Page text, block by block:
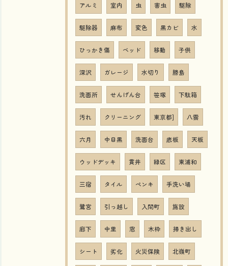
アルミ 室内 虫 害虫 駆除
駆除器 麻布 変色 黒カビ 水
ひっかき傷 ベッド 移動 子供
深沢 ガレージ 水切り 勝島
洗面所 せんげん台 笹塚 下駄箱
汚れ クリーニング 東京都] 八雲
六月 中目黒 洗面台 底板 天板
ウッドデッキ 貫井 緑区 東浦和
三宿 タイル ペンキ 手洗い場
鷺宮 引っ越し 入間町 施設
廊下 中里 窓 木枠 掃き出し
シート 劣化 火災保険 北嶺町